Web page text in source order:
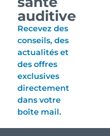
auditive
Recevez des
conseils, des
actualités et
des offres
exclusives
directement
dans votre
boîte mail.